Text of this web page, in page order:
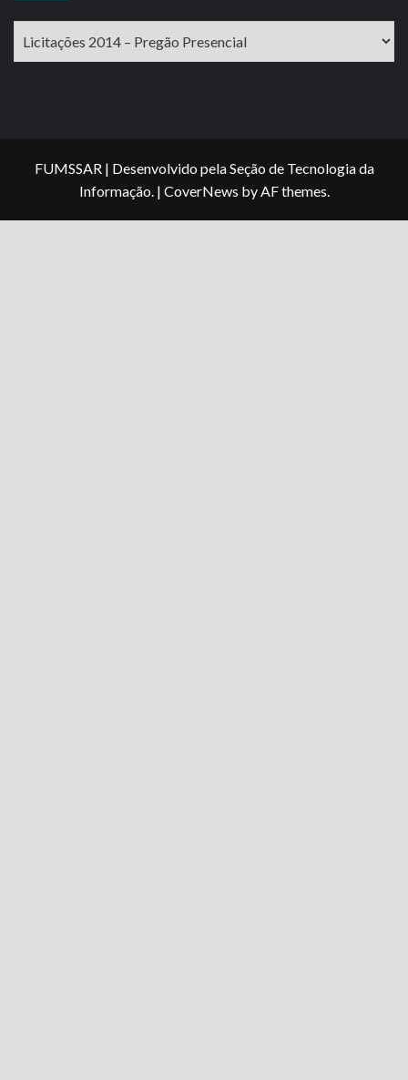
FUMSSAR | Desenvolvido pela Seção de Tecnologia da
Informação. | CoverNews by AF themes.